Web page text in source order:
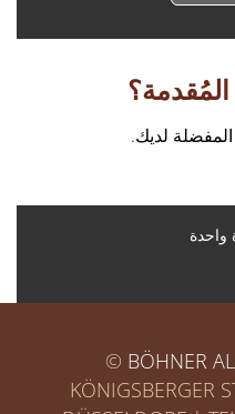
المفضلة لديك.
واحدة
© BÖHNER
KÖNIGSBERGER